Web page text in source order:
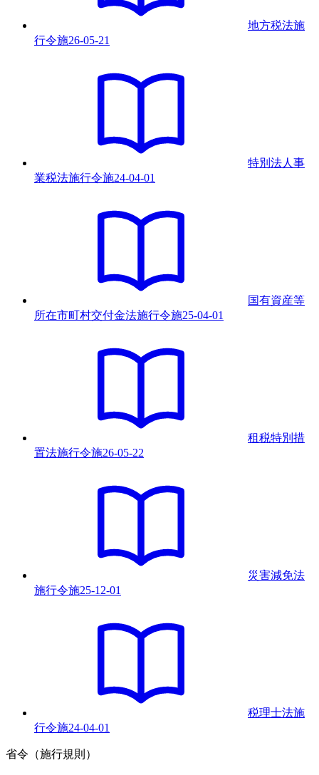
地方税法施
行令施26-05-21
特別法人事
業税法施行令施24-04-01
国有資産等
所在市町村交付金法施行令施25-04-01
租税特別措
置法施行令施26-05-22
災害減免法
施行令施25-12-01
税理士法施
行令施24-04-01
省令（施行規則）